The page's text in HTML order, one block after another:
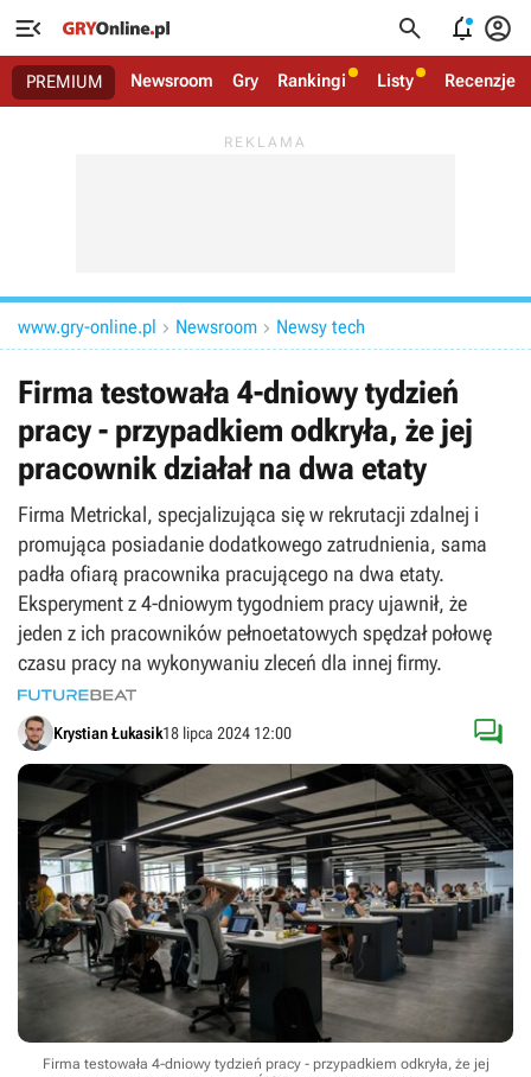
   
PREMIUM Newsroom Gry Rankingi Listy Recenzje
www.gry-online.pl  Newsroom  Newsy tech
Firma testowała 4-dniowy tydzień
pracy - przypadkiem odkryła, że jej
pracownik działał na dwa etaty
Firma Metrickal, specjalizująca się w rekrutacji zdalnej i
promująca posiadanie dodatkowego zatrudnienia, sama
padła ofiarą pracownika pracującego na dwa etaty.
Eksperyment z 4-dniowym tygodniem pracy ujawnił, że
jeden z ich pracowników pełnoetatowych spędzał połowę
czasu pracy na wykonywaniu zleceń dla innej firmy.
Krystian Łukasik18 lipca 2024 12:00 
Firma testowała 4-dniowy tydzień pracy - przypadkiem odkryła, że jej